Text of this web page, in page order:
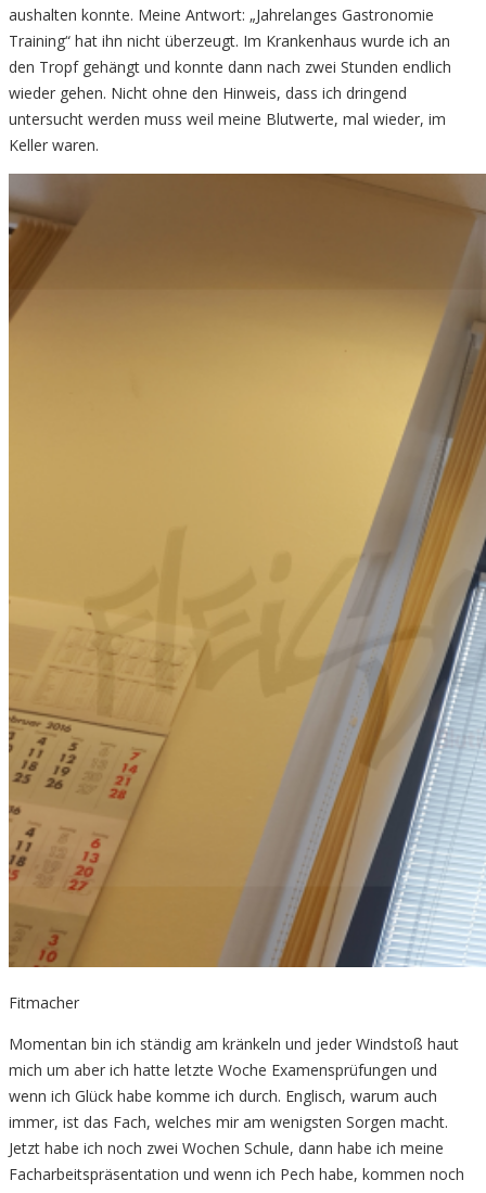
aushalten konnte. Meine Antwort: „Jahrelanges Gastronomie
Training“ hat ihn nicht überzeugt. Im Krankenhaus wurde ich an
den Tropf gehängt und konnte dann nach zwei Stunden endlich
wieder gehen. Nicht ohne den Hinweis, dass ich dringend
untersucht werden muss weil meine Blutwerte, mal wieder, im
Keller waren.
Fitmacher
Momentan bin ich ständig am kränkeln und jeder Windstoß haut
mich um aber ich hatte letzte Woche Examensprüfungen und
wenn ich Glück habe komme ich durch. Englisch, warum auch
immer, ist das Fach, welches mir am wenigsten Sorgen macht.
Jetzt habe ich noch zwei Wochen Schule, dann habe ich meine
Facharbeitspräsentation und wenn ich Pech habe, kommen noch